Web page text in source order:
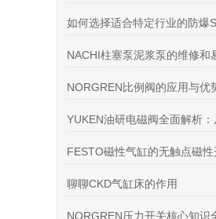
NORGREN比例阀的应用与优
聊聊CKD气缸床的作用